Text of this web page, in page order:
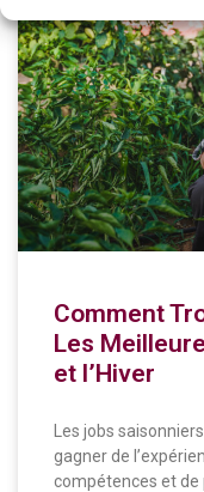
Comment
Les
et l’Hiver
Les jobs
gagner de
compétences et de